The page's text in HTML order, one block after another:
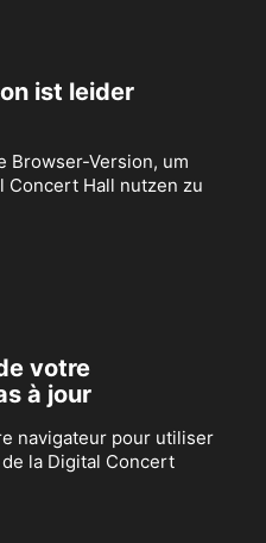
ist leider
Browser-Version, um
Concert Hall nutzen zu
votre
à jour
navigateur pour utiliser
la Digital Concert